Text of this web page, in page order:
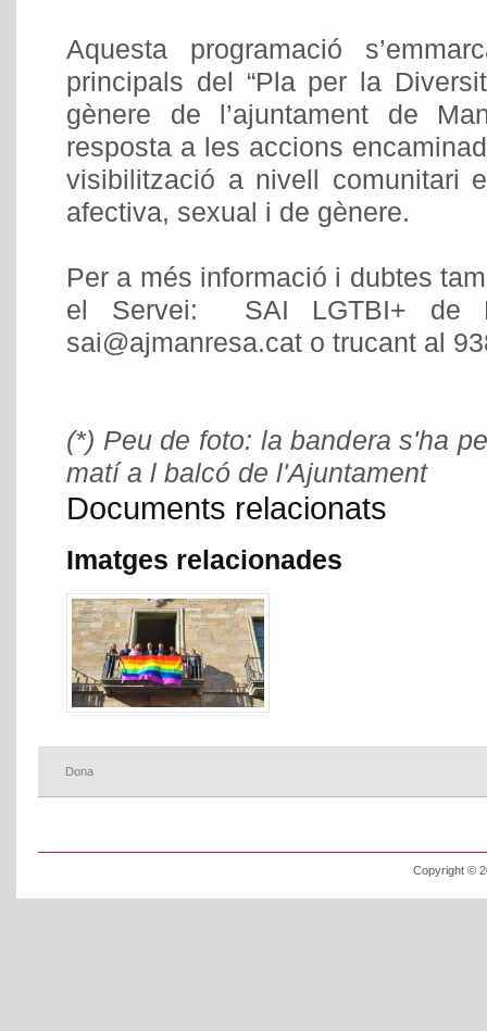
Aquesta programació
principals del “Pla per la
gènere de l’ajuntament de
resposta a les accions
visibilització a nivell comunitari
afectiva, sexual i de gènere.
Per a més informació i dubtes
el Servei: SAI LGTBI+ de
sai@ajmanresa.cat o trucant al
(*) Peu de foto: la bandera s'ha
matí a l balcó de l'Ajuntament
Documents relacionats
Imatges relacionades
Dona
Copyright ©